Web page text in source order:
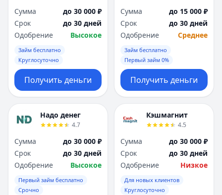
Сумма
до 30 000 ₽
Срок
до 30 дней
Одобрение
Высокое
Займ бесплатно
Круглосуточно
Получить деньги
Сумма
до 15 000 ₽
Срок
до 30 дней
Одобрение
Среднее
Займ бесплатно
Первый займ 0%
Получить деньги
Надо денег
4.7
Сумма
до 30 000 ₽
Срок
до 30 дней
Одобрение
Высокое
Первый займ бесплатно
Срочно
Кэшмагнит
4.5
Сумма
до 30 000 ₽
Срок
до 30 дней
Одобрение
Низкое
Для новых клиентов
Круглосуточно